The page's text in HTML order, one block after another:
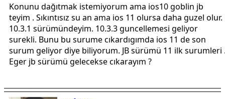
Konunu dağıtmak istemiyorum ama ios10 goblin jb
teyim . Sıkıntısız su an ama ios 11 olursa daha guzel olur.
10.3.1 sürümündeyim. 10.3.3 guncellemesi geliyor
surekli. Bunu bu surume cıkardıgımda ios 11 de son
surum geliyor diye biliyorum. JB sürümü 11 ilk surumleri
Eger jb sürümü gelecekse cıkarayım ?